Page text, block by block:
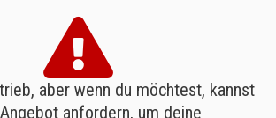
aber wenn du möchtest, kannst
anfordern, um deine